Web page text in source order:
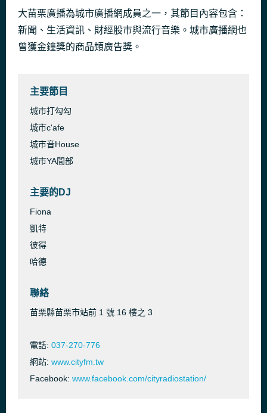
MA JI GO|麻吉GO
U:NUS
26 分鐘前
此刻唱給你
Tiger Hu
大苗栗廣播為城市廣播網成員之一，其節目內容包含：
新聞、生活資訊、財經股市與流行音樂。城市廣播網也
曾獲金鐘獎的商品類廣告獎。
主要節目
城市打勾勾
城市c'afe
城市音House
城市YA間部
主要的DJ
Fiona
凱特
彼得
哈德
聯絡
苗栗縣苗栗市站前 1 號 16 樓之 3
電話: 037-270-776
網站: www.cityfm.tw
Facebook: www.facebook.com/cityradiostation/